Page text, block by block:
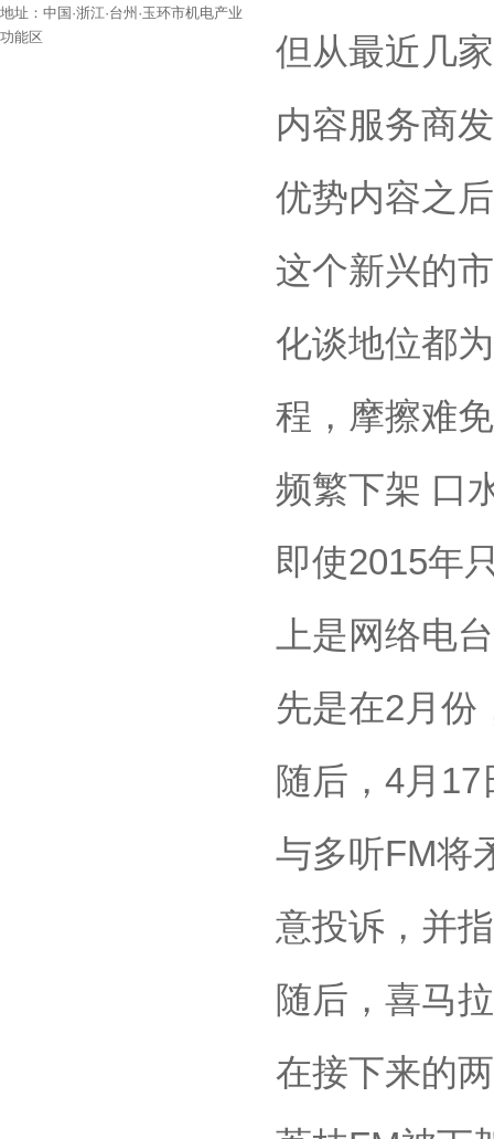
地址：中国·浙江·台州·玉环市机电产业
功能区
但从最近几
内容服务商
优势内容之
这个新兴的
化谈地位都
程，摩擦难
频繁下架 口
即使2015年
上是网络电
先是在2月份
随后，4月
与多听FM将
意投诉，并
随后，喜马
在接下来的